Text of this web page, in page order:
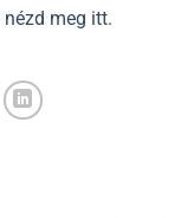
nézd meg itt.